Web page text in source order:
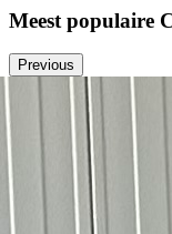
Meest populaire
Previous